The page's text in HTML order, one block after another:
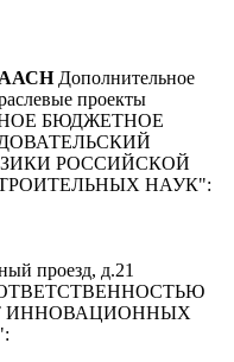
Дополнительное
проекты
БЮДЖЕТНОЕ
РОССИЙСКОЙ
НАУК":
проезд, д.21
ИННОВАЦИОННЫХ
: